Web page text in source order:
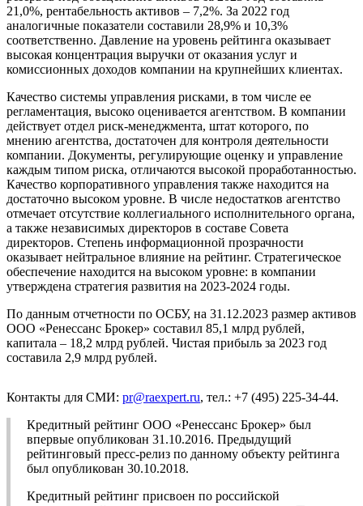
21,0%, рентабельность активов – 7,2%. За 2022 год
аналогичные показатели составили 28,9% и 10,3%
соответственно. Давление на уровень рейтинга оказывает
высокая концентрация выручки от оказания услуг и
комиссионных доходов компании на крупнейших клиентах.
Качество системы управления рисками, в том числе ее
регламентация, высоко оценивается агентством. В компании
действует отдел риск-менеджмента, штат которого, по
мнению агентства, достаточен для контроля деятельности
компании. Документы, регулирующие оценку и управление
каждым типом риска, отличаются высокой проработанностью.
Качество корпоративного управления также находится на
достаточно высоком уровне. В числе недостатков агентство
отмечает отсутствие коллегиального исполнительного органа,
а также независимых директоров в составе Совета
директоров. Степень информационной прозрачности
оказывает нейтральное влияние на рейтинг. Стратегическое
обеспечение находится на высоком уровне: в компании
утверждена стратегия развития на 2023-2024 годы.
По данным отчетности по ОСБУ, на 31.12.2023 размер активов
ООО «Ренессанс Брокер» составил 85,1 млрд рублей,
капитала – 18,2 млрд рублей. Чистая прибыль за 2023 год
составила 2,9 млрд рублей.
Контакты для СМИ: pr@raexpert.ru, тел.: +7 (495) 225-34-44.
Кредитный рейтинг ООО «Ренессанс Брокер» был
впервые опубликован 31.10.2016. Предыдущий
рейтинговый пресс-релиз по данному объекту рейтинга
был опубликован 30.10.2018.
Кредитный рейтинг присвоен по российской